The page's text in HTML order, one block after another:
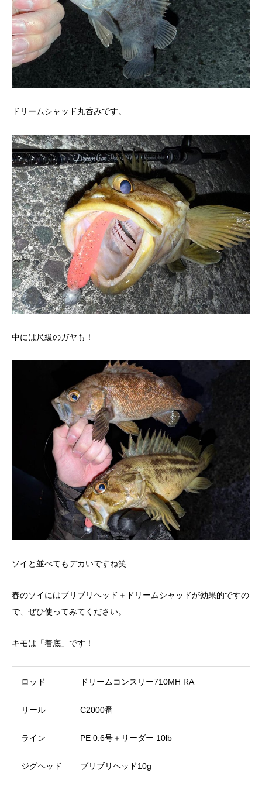
ドリームシャッド丸呑みです。
中には尺級のガヤも！
ソイと並べてもデカいですね笑
春のソイにはブリブリヘッド＋ドリームシャッドが効果的ですの
で、ぜひ使ってみてください。
キモは「着底」です！
ロッド ドリームコンスリー710MH RA
リール C2000番
ライン PE 0.6号＋リーダー 10lb
ジグヘッド ブリブリヘッド10g